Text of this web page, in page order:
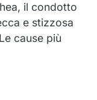
il condotto
e stizzosa
cause più